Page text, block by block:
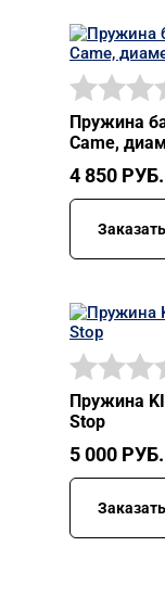
Пружина
Came,
4 850 РУБ.
Пружина
Stop
5 000 РУБ.